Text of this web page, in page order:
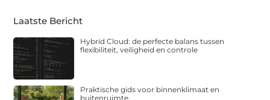
Laatste Bericht
Hybrid Cloud: de perfecte balans tussen
flexibiliteit, veiligheid en controle
Praktische gids voor binnenklimaat en
buitenruimte